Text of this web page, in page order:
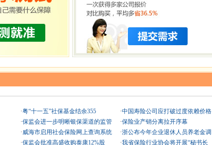
·粤“十一五”社保基金结余355
·保监会进一步明晰银保渠道的监管
·威海市启用社会保险网上查询系统
·保监会批准高盛收购泰康12%股
·中国寿险公司应打破过度依赖价格
·保险业产销分离拉开序幕
·浙公布今年企业退休人员养老金调
·我省保险行业协会将开展“秘书长